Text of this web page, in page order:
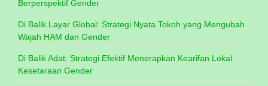
Berperspektif Gender
Di Balik Layar Global: Strategi Nyata Tokoh yang Mengubah
Wajah HAM dan Gender
Di Balik Adat: Strategi Efektif Menerapkan Kearifan Lokal
Kesetaraan Gender